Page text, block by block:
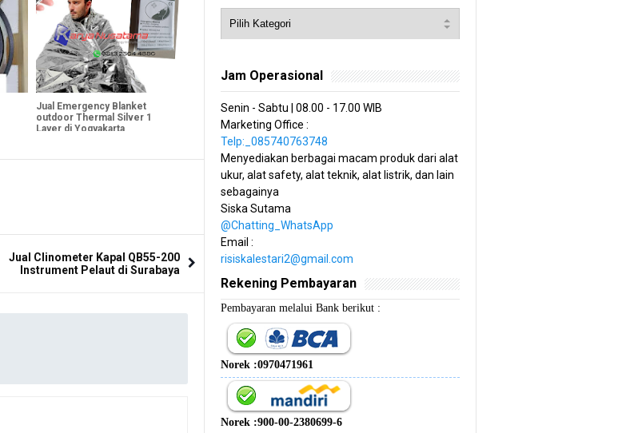
Jual Emergency Blanket
outdoor Thermal Silver 1
Layer di Yogyakarta
Jual Clinometer Kapal QB55-200
Instrument Pelaut di Surabaya
Jam Operasional
Senin - Sabtu | 08.00 - 17.00 WIB
Marketing Office :
Telp:_085740763748
Menyediakan berbagai macam produk dari alat
ukur, alat safety, alat teknik, alat listrik, dan lain
sebagainya
Siska Sutama
@Chatting_WhatsApp
Email :
risiskalestari2@gmail.com
Rekening Pembayaran
Pembayaran melalui Bank berikut :
Norek :0970471961
Norek :900-00-2380699-6